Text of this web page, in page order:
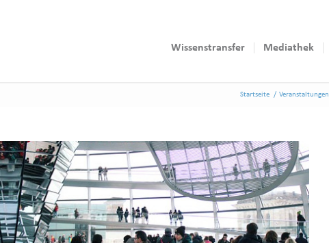
Wissenstransfer Mediathek
Startseite / Veranstaltungen